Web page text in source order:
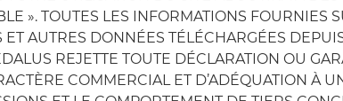
». TOUTES LES INFORMATIONS FOURNIES
AUTRES DONNÉES TÉLÉCHARGÉES
REJETTE TOUTE DÉCLARATION OU
COMMERCIAL ET D’ADÉQUATION À